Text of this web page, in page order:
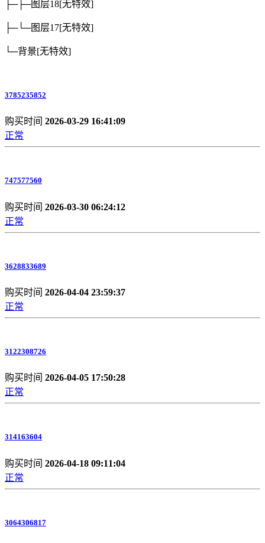
├─├─图层18[无特效]
├─└─图层17[无特效]
└─背景[无特效]
3785235852
购买时间 2026-03-29 16:41:09
正常
747577560
购买时间 2026-03-30 06:24:12
正常
3628833689
购买时间 2026-04-04 23:59:37
正常
3122308726
购买时间 2026-04-05 17:50:28
正常
314163604
购买时间 2026-04-18 09:11:04
正常
3064306817